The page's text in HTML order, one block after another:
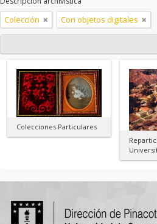
Colección Con objetos digitales
Colecciones Particulares